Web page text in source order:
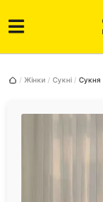
Жінки Сукні Сукня